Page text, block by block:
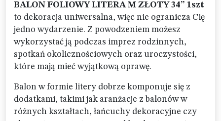
BALON FOLIOWY LITERA M ZŁOTY 34” 1szt
to dekoracja uniwersalna, więc nie ogranicza Cię
jedno wydarzenie. Z powodzeniem możesz
wykorzystać ją podczas imprez rodzinnych,
spotkań okolicznościowych oraz uroczystości,
które mają mieć wyjątkową oprawę.
Balon w formie litery dobrze komponuje się z
dodatkami, takimi jak aranżacje z balonów w
różnych kształtach, łańcuchy dekoracyjne czy